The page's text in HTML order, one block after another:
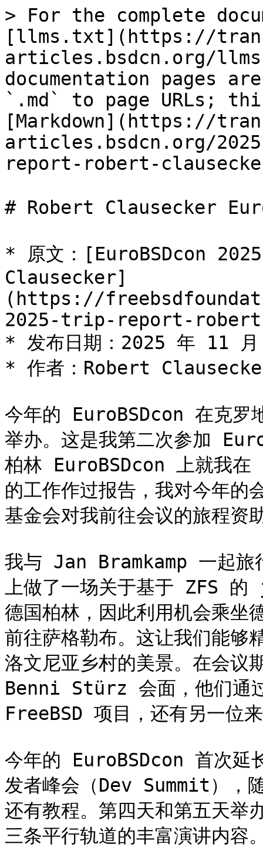
> For the complete
[llms.txt](https://
articles.bsdcn.org/
documentation pages
`.md` to page URLs;
[Markdown](https://
articles.bsdcn.org/
report-robert-
# Robert Clausecker
* 原文：[EuroBSDcon
Clausecker]
(https://
2025-trip-report-
* 发布日期：2025 年 11
* 作者：Robert
今年的 EuroBSDcon 在克罗
举办。这是我第二次参加
柏林 EuroBSDcon 上就我
的工作作过报告，我对今年的
基金会对我前往会议的旅程资
我与 Jan Bramkamp 一起旅
上做了一场关于基于 ZFS
德国柏林，因此利用机会乘坐
前往萨格勒布。这让我们能够
洛文尼亚乡村的美景。在会
Benni Stürz 会面，他们通
FreeBSD 项目，还有另一位
今年的 EuroBSDcon 首次延
发者峰会（Dev Summit），
还有教程。第四天和第五天
三条平行轨道的丰富演讲内容